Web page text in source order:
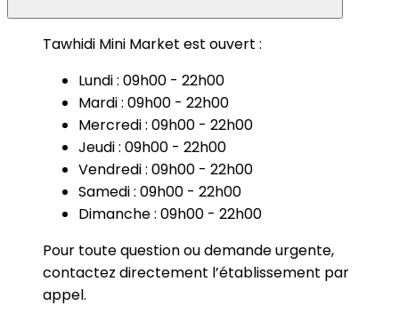
Tawhidi Mini Market est ouvert :
Lundi : 09h00 - 22h00
Mardi : 09h00 - 22h00
Mercredi : 09h00 - 22h00
Jeudi : 09h00 - 22h00
Vendredi : 09h00 - 22h00
Samedi : 09h00 - 22h00
Dimanche : 09h00 - 22h00
Pour toute question ou demande urgente,
contactez directement l’établissement par
appel.